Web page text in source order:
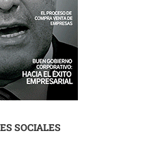
SOCIALES